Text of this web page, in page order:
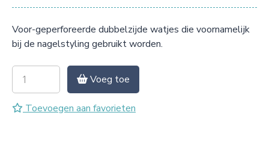
Voor-geperforeerde dubbelzijde watjes die voornamelijk
bij de nagelstyling gebruikt worden.
Voeg toe
Toevoegen aan favorieten